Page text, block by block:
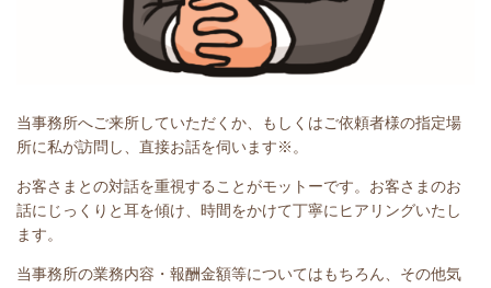
当事務所へご来所していただくか、もしくはご依頼者様の指定場
所に私が訪問し、直接お話を伺います※。
お客さまとの対話を重視することがモットーです。お客さまのお
話にじっくりと耳を傾け、時間をかけて丁寧にヒアリングいたし
ます。
当事務所の業務内容・報酬金額等についてはもちろん、その他気